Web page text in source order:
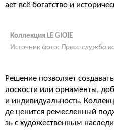
ает всё богатство и
Коллекция LE GIOIE
Источник фото: Пресс-служба
Решение позволяет
лоскости или орнаменты,
и индивидуальность.
де ценится ремесленный
зь с художественным